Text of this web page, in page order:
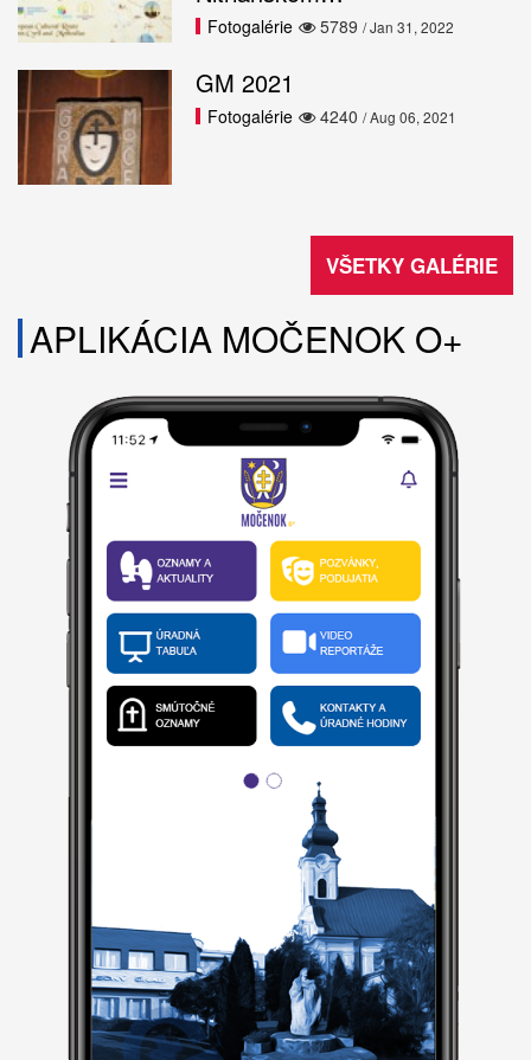
5789
Fotogalérie / Jan 31, 2022
GM 2021
4240
Fotogalérie / Aug 06, 2021
VŠETKY GALÉRIE
APLIKÁCIA MOČENOK O+